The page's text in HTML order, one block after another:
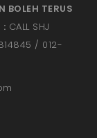
BOLEH TERUS
: CALL SHJ
/ 012-